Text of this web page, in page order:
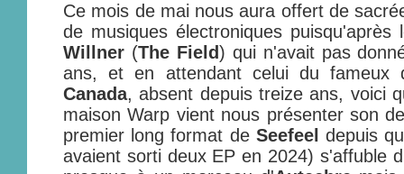
Ce mois de mai nous aura offert de
de musiques électroniques
Willner (The Field) qui n'avait pas
ans, et en attendant celui du fameux
Canada, absent depuis treize ans, voici
maison Warp vient nous présenter son
premier long format de Seefeel depuis
avaient sorti deux EP en 2024) s'affuble